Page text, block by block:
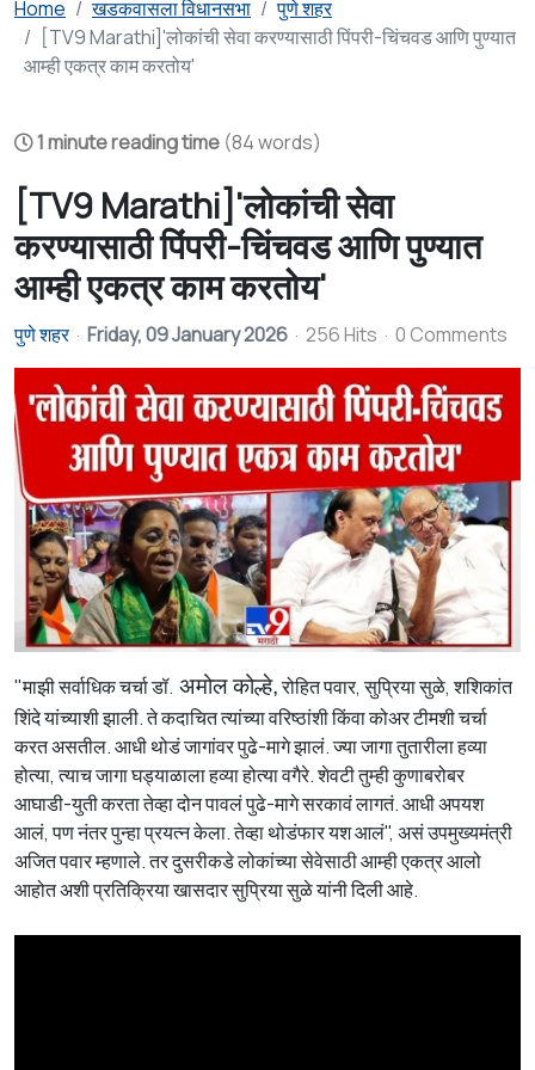
Home खडकवासला विधानसभा
पुणे शहर
[TV9 Marathi]'लोकांची सेवा करण्यासाठी पिंपरी-चिंचवड आणि पुण्यात
आम्ही एकत्र काम करतोय'
1 minute reading time (84 words)
[TV9 Marathi]'लोकांची सेवा
करण्यासाठी पिंपरी-चिंचवड आणि पुण्यात
आम्ही एकत्र काम करतोय'
पुणे शहर Friday, 09 January 2026 256 Hits 0 Comments
"माझी सर्वाधिक चर्चा डॉ. अमोल कोल्हे,रोहित पवार, सुप्रिया सुळे, शशिकांत
शिंदे यांच्याशी झाली. ते कदाचित त्यांच्या वरिष्ठांशी किंवा कोअर टीमशी चर्चा
करत असतील. आधी थोडं जागांवर पुढे-मागे झालं. ज्या जागा तुतारीला हव्या
होत्या, त्याच जागा घड्याळाला हव्या होत्या वगैरे. शेवटी तुम्ही कुणाबरोबर
आघाडी-युती करता तेव्हा दोन पावलं पुढे-मागे सरकावं लागतं. आधी अपयश
आलं, पण नंतर पुन्हा प्रयत्न केला. तेव्हा थोडंफार यश आलं", असं उपमुख्यमंत्री
अजित पवार म्हणाले. तर दुसरीकडे लोकांच्या सेवेसाठी आम्ही एकत्र आलो
आहोत अशी प्रतिक्रिया खासदार सुप्रिया सुळे यांनी दिली आहे.